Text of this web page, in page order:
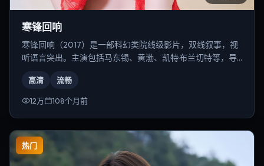
寒锋回响
寒锋回响（2017）是一部科幻类院线级影片，双线叙事，视
听语言突出。主演包括马东锡、黄渤、凯特·布兰切特等，导
高清 流畅
12万 108个月前
热门